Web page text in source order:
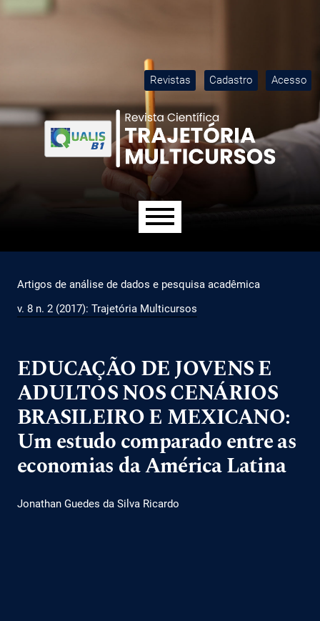
Ir para o menu de navegação principal
Ir para o conteúdo principal
Ir para o rodapé
Revistas Cadastro Acesso
Artigos de análise de dados e pesquisa acadêmica
v. 8 n. 2 (2017): Trajetória Multicursos
EDUCAÇÃO DE JOVENS E
ADULTOS NOS CENÁRIOS
BRASILEIRO E MEXICANO:
Um estudo comparado entre as
economias da América Latina
Jonathan Guedes da Silva Ricardo